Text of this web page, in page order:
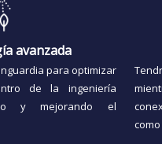
avanzada
para optimizar
de la ingeniería
y mejorando el